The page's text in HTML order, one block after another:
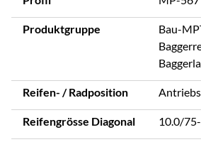
Produktgruppe
Bau-
Reifen- / Radposition
Reifengrösse Diagonal 10.0/